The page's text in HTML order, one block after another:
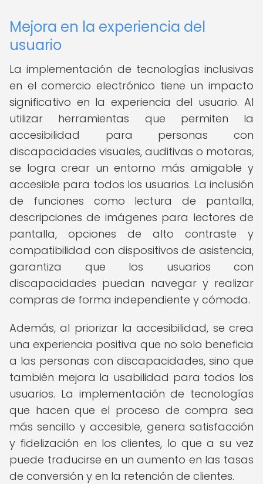
Mejora en la experiencia del
usuario
La implementación de tecnologías inclusivas
en el comercio electrónico tiene un impacto
significativo en la experiencia del usuario. Al
utilizar herramientas que permiten la
accesibilidad para personas con
discapacidades visuales, auditivas o motoras,
se logra crear un entorno más amigable y
accesible para todos los usuarios. La inclusión
de funciones como lectura de pantalla,
descripciones de imágenes para lectores de
pantalla, opciones de alto contraste y
compatibilidad con dispositivos de asistencia,
garantiza que los usuarios con
discapacidades puedan navegar y realizar
compras de forma independiente y cómoda.
Además, al priorizar la accesibilidad, se crea
una experiencia positiva que no solo beneficia
a las personas con discapacidades, sino que
también mejora la usabilidad para todos los
usuarios. La implementación de tecnologías
que hacen que el proceso de compra sea
más sencillo y accesible, genera satisfacción
y fidelización en los clientes, lo que a su vez
puede traducirse en un aumento en las tasas
de conversión y en la retención de clientes.